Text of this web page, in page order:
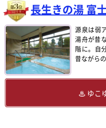
長生きの湯 富
源泉は弱
湯舟が昔
階に。自
昔ながら
ゆこ